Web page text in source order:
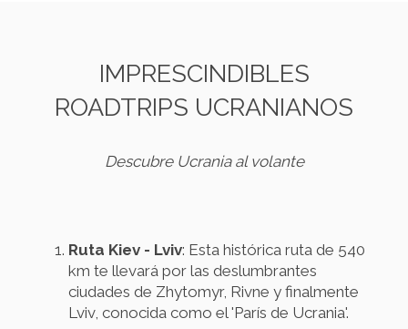
IMPRESCINDIBLES
ROADTRIPS UCRANIANOS
Descubre Ucrania al volante
Ruta Kiev - Lviv: Esta histórica ruta de 540
km te llevará por las deslumbrantes
ciudades de Zhytomyr, Rivne y finalmente
Lviv, conocida como el 'París de Ucrania'.